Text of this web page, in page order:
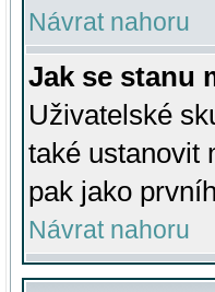
Návrat nahoru
Jak se stanu
Uživatelské
také ustanovit
pak jako
Návrat nahoru